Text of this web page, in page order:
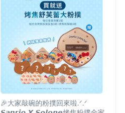
🎉大家敲碗的粉撲回來啦.ᐟ‪‪.ᐟ